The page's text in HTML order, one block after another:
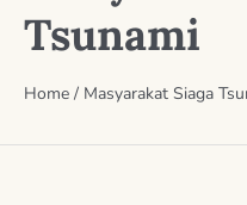
Tsunami
Home / Masyarakat Siaga